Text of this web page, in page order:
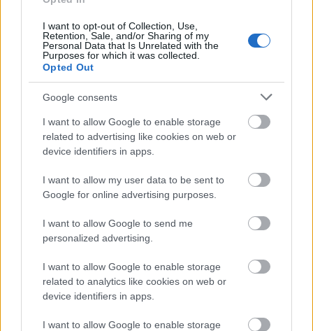
I want to opt-out of Collection, Use,
Retention, Sale, and/or Sharing of my
Personal Data that Is Unrelated with the
Purposes for which it was collected.
Opted Out
Google consents
I want to allow Google to enable storage
related to advertising like cookies on web or
device identifiers in apps.
I want to allow my user data to be sent to
Google for online advertising purposes.
I want to allow Google to send me
personalized advertising.
I want to allow Google to enable storage
related to analytics like cookies on web or
device identifiers in apps.
I want to allow Google to enable storage
Otthonunk legértékesebb kincsei lehetnek azok a
régi bútorok, melyek nem csupán tárgyak, de
számos emlék hordozói is egyben. Hatalmas ...